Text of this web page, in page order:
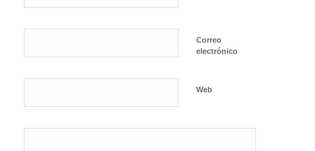
Correo
electrónico
Web